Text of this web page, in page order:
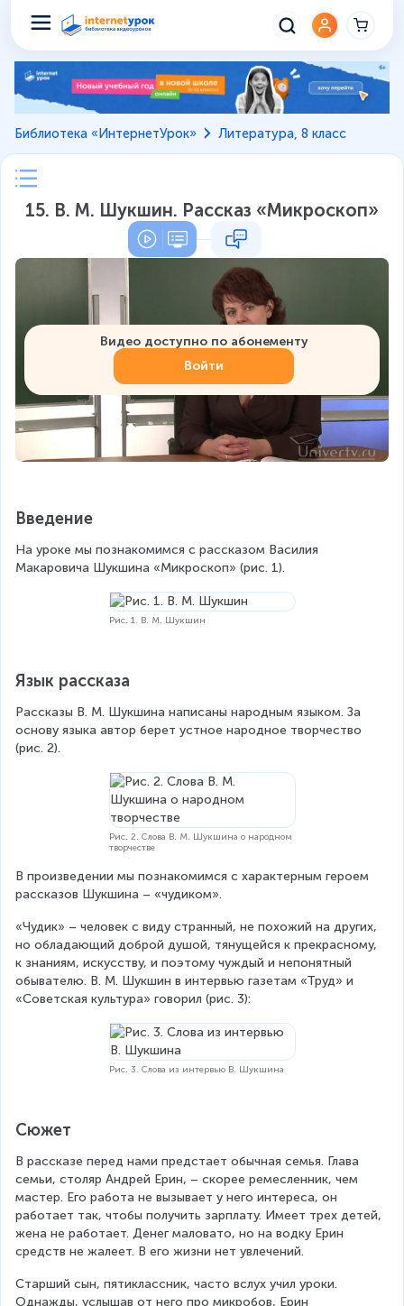
Библиотека «ИнтернетУрок» Литература, 8 класс
15. В. М. Шукшин. Рассказ «Микроскоп»
Видео доступно по абонементу
Войти
Введение
На уроке мы познакомимся с рассказом Василия
Макаровича Шукшина «Микроскоп» (рис. 1).
Рис. 1. В. М. Шукшин
Язык рассказа
Рассказы В. М. Шукшина написаны народным языком. За
основу языка автор берет устное народное творчество
(рис. 2).
Рис. 2. Слова В. М. Шукшина о народном
творчестве
В произведении мы познакомимся с характерным героем
рассказов Шукшина – «чудиком».
«Чудик» – человек с виду странный, не похожий на других,
но обладающий доброй душой, тянущейся к прекрасному,
к знаниям, искусству, и поэтому чуждый и непонятный
обывателю. В. М. Шукшин в интервью газетам «Труд» и
«Советская культура» говорил (рис. 3):
Рис. 3. Слова из интервью В. Шукшина
Сюжет
В рассказе перед нами предстает обычная семья. Глава
семьи, столяр Андрей Ерин, – скорее ремесленник, чем
мастер. Его работа не вызывает у него интереса, он
работает так, чтобы получить зарплату. Имеет трех детей,
жена не работает. Денег маловато, но на водку Ерин
средств не жалеет. В его жизни нет увлечений.
Старший сын, пятиклассник, часто вслух учил уроки.
Однажды, услышав от него про микробов, Ерин